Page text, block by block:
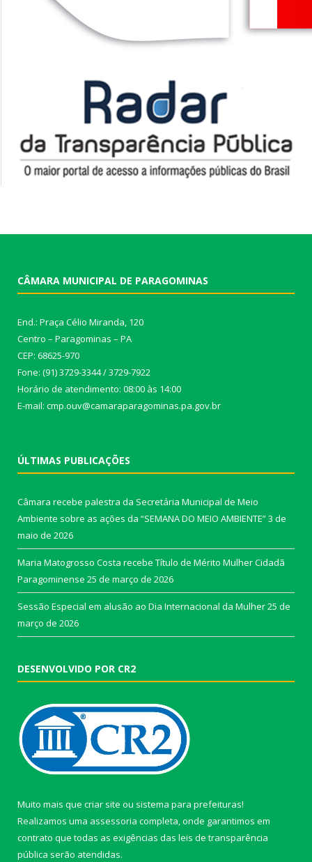
CÂMARA MUNICIPAL DE PARAGOMINAS
End.: Praça Célio Miranda, 120
Centro – Paragominas – PA
CEP: 68625-970
Fone: (91) 3729-3344 / 3729-7922
Horário de atendimento: 08:00 às 14:00
E-mail: cmp.ouv@camaraparagominas.pa.gov.br
ÚLTIMAS PUBLICAÇÕES
Câmara recebe palestra da Secretária Municipal de Meio
Ambiente sobre as ações da “SEMANA DO MEIO AMBIENTE”3 de
maio de 2026
Maria Matogrosso Costa recebe Título de Mérito Mulher Cidadã
Paragominense 25 de março de 2026
Sessão Especial em alusão ao Dia Internacional da Mulher25 de
março de 2026
DESENVOLVIDO POR CR2
Muito mais que criar site ou sistema para prefeituras!
Realizamos uma assessoria completa, onde garantimos em
contrato que todas as exigências das leis de transparência
pública serão atendidas.